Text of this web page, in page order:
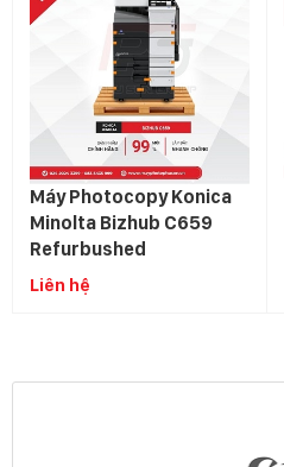
Máy Photocopy Konica
Minolta Bizhub C659
Refurbushed
Liên hệ